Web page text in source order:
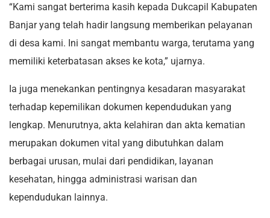
“Kami sangat berterima kasih kepada Dukcapil Kabupaten
Banjar yang telah hadir langsung memberikan pelayanan
di desa kami. Ini sangat membantu warga, terutama yang
memiliki keterbatasan akses ke kota,” ujarnya.
Ia juga menekankan pentingnya kesadaran masyarakat
terhadap kepemilikan dokumen kependudukan yang
lengkap. Menurutnya, akta kelahiran dan akta kematian
merupakan dokumen vital yang dibutuhkan dalam
berbagai urusan, mulai dari pendidikan, layanan
kesehatan, hingga administrasi warisan dan
kependudukan lainnya.